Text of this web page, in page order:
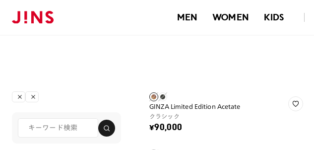
MEN WOMEN KIDS
GINZA Limited Edition Acetate
クラシック
¥90,000